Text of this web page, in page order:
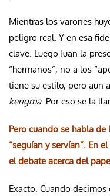
Mientras los varones
peligro real. Y en esa
clave. Luego Juan la
“hermanos”, no a los
tiene su estilo, pero aun
kerigma. Por eso se la
Pero cuando se habla de
“seguían y servían”. En
el debate acerca del
Exacto. Cuando